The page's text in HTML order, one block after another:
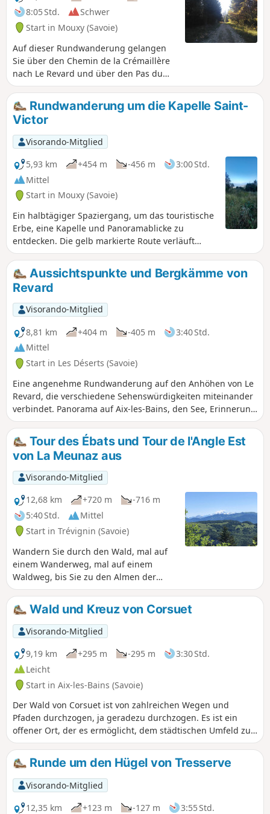
Hügel des Plateaus, über den
klassischen Weg von Pertuiset wieder
hinunter.Die Route wurde am 3.7.2023
zwischen (6) und (9) geändert, um
Privatgrundstücke zu umgehen, und am
20.10.2025 zwischen (4) und (5), um der
Entwicklung der Ausstattung Rechnung
zu tragen.
8:05 Std.
Schwer
Start in Mouxy (Savoie)
Auf dieser Rundwanderung gelangen
Sie über den Chemin de la Crémaillère
nach Le Revard und über den Pas du
Rebollion und den Col du Pertuiset
wieder zurück. Einige Varianten machen
diese Rundwanderung etwas
anspruchsvoller. Die Rundwanderung
kann auch in umgekehrter Richtung
zurückgelegt werden.
Rundwanderung um die Kapelle Saint-
Victor
Visorando-Mitglied
5,93 km
+454 m -456 m
3:00 Std.
Mittel
Start in Mouxy (Savoie)
Ein halbtägiger Spaziergang, um das touristische
Erbe, eine Kapelle und Panoramablicke zu
entdecken. Die gelb markierte Route verläuft
unterhalb des Mont Revard. Diese
Rundwanderung kann in beide Richtungen
begangen werden.
Aussichtspunkte und Bergkämme von
Revard
Visorando-Mitglied
8,81 km
+404 m -405 m
3:40 Std.
Mittel
Start in Les Déserts (Savoie)
Eine angenehme Rundwanderung auf den Anhöhen von Le
Revard, die verschiedene Sehenswürdigkeiten miteinander
verbindet. Panorama auf Aix-les-Bains, den See, Erinnerung
an die früheren Verbindungen mit der Seilbahn oder der
Zahnradbahn. Poetenweg im Sommer. Panoramen, Almen
und Käse ...
Tour des Ébats und Tour de l'Angle Est
von La Meunaz aus
Visorando-Mitglied
12,68 km
+720 m
-716 m
5:40 Std.
Mittel
Start in Trévignin (Savoie)
Wandern Sie durch den Wald, mal auf
einem Wanderweg, mal auf einem
Waldweg, bis Sie zu den Almen der
Chalets de la Clusaz gelangen und den
herrlichen Aussichtspunkt Tour des
Ébats erreichen, von dem aus Sie den
Lac du Bourget, die Chaîne de l'Épine,
die Bauges, die Tournette und in der
Ferne den Mont Blanc bewundern
können. Über einen Kammweg
erreichen Sie dann den höchsten Punkt
des Revard, den Tour de l'Angle Est, mit
seinem herrlichen Panorama. Rückweg
über den Wanderweg „Sentier de la
Crémaillére”.
Wald und Kreuz von Corsuet
Visorando-Mitglied
9,19 km
+295 m -295 m
3:30 Std.
Leicht
Start in Aix-les-Bains (Savoie)
Der Wald von Corsuet ist von zahlreichen Wegen und
Pfaden durchzogen, ja geradezu durchzogen. Es ist ein
offener Ort, der es ermöglicht, dem städtischen Umfeld zu
entfliehen und gleichzeitig in der Nähe der Stadt zu
bleiben. Die zahlreichen Wegweiser bieten dem Wanderer
eine hilfreiche Orientierung. Die hier beschriebene Route
ist nur ein bescheidenes Beispiel für die Möglichkeiten, die
der Wald von Corsuet bietet. Hier haben die Wege ihre
Namen aus der Tierwelt.
Runde um den Hügel von Tresserve
Visorando-Mitglied
12,35 km
+123 m -127 m
3:55 Std.